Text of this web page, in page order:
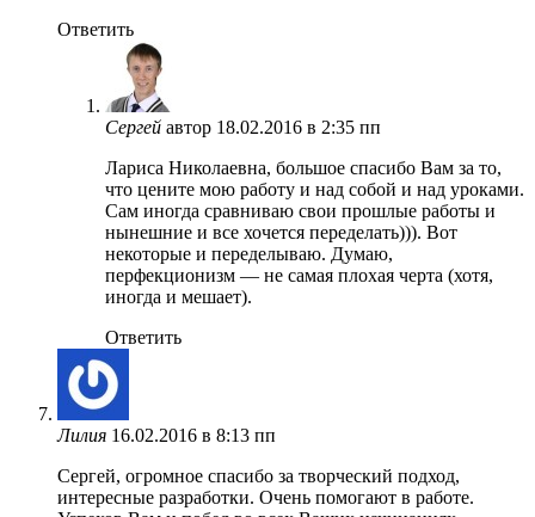
Ответить
Сергей автор 18.02.2016 в 2:35 пп
Лариса Николаевна, большое спасибо Вам за то,
что цените мою работу и над собой и над уроками.
Сам иногда сравниваю свои прошлые работы и
нынешние и все хочется переделать))). Вот
некоторые и переделываю. Думаю,
перфекционизм — не самая плохая черта (хотя,
иногда и мешает).
Ответить
Лилия 16.02.2016 в 8:13 пп
Сергей, огромное спасибо за творческий подход,
интересные разработки. Очень помогают в работе.